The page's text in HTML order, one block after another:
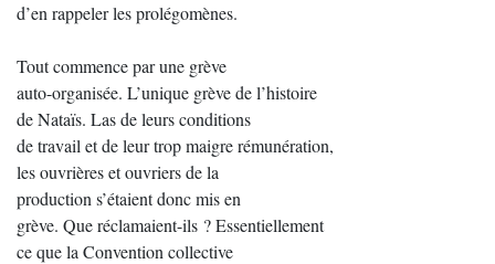
d’en rappeler les prolégomènes.
Tout commence par une grève
auto-organisée. L’unique grève de l’histoire
de Nataïs. Las de leurs conditions
de travail et de leur trop maigre rémunération,
les ouvrières et ouvriers de la
production s’étaient donc mis en
grève. Que réclamaient-ils ? Essentiellement
ce que la Convention collective